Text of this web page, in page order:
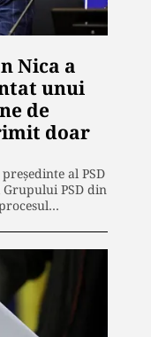
Nica a
unui
de
doar
al PSD
PSD din